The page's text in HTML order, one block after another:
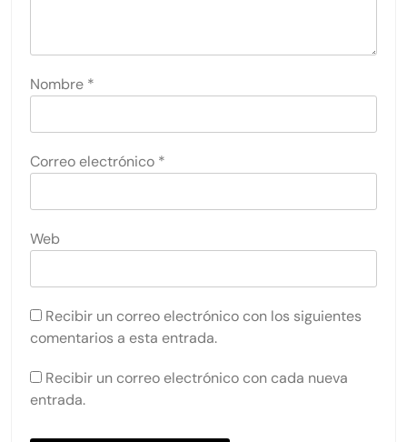
Nombre *
Correo electrónico *
Web
Recibir un correo electrónico con los siguientes
comentarios a esta entrada.
Recibir un correo electrónico con cada nueva
entrada.